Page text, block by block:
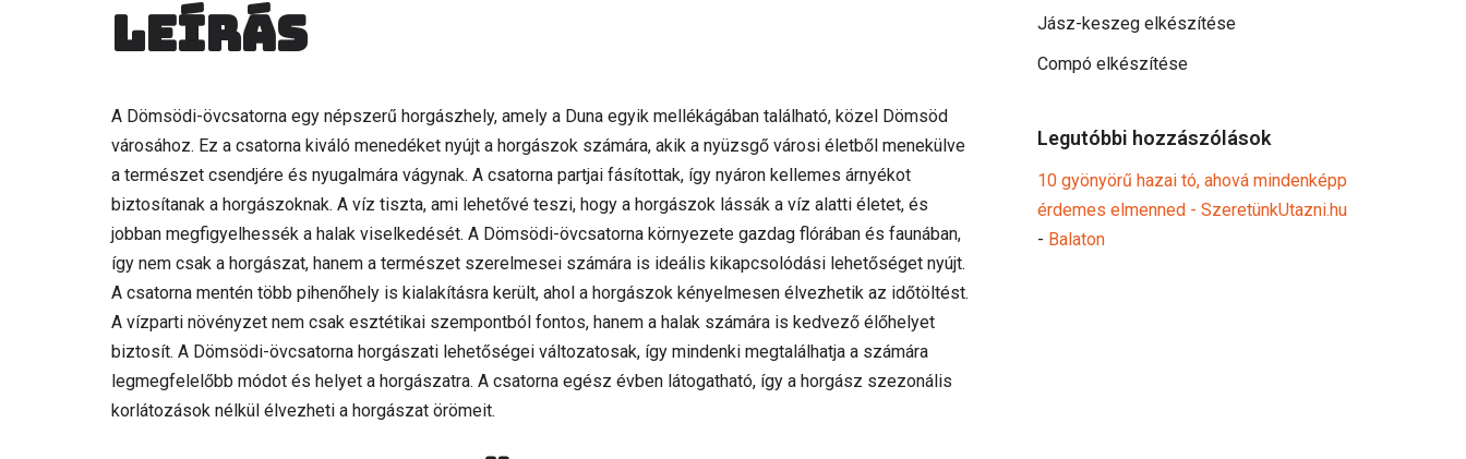
Leírás
A Dömsödi-övcsatorna egy népszerű horgászhely, amely a Duna egyik mellékágában található, közel Dömsöd
városához. Ez a csatorna kiváló menedéket nyújt a horgászok számára, akik a nyüzsgő városi életből menekülve
a természet csendjére és nyugalmára vágynak. A csatorna partjai fásítottak, így nyáron kellemes árnyékot
biztosítanak a horgászoknak. A víz tiszta, ami lehetővé teszi, hogy a horgászok lássák a víz alatti életet, és
jobban megfigyelhessék a halak viselkedését. A Dömsödi-övcsatorna környezete gazdag flórában és faunában,
így nem csak a horgászat, hanem a természet szerelmesei számára is ideális kikapcsolódási lehetőséget nyújt.
A csatorna mentén több pihenőhely is kialakításra került, ahol a horgászok kényelmesen élvezhetik az időtöltést.
A vízparti növényzet nem csak esztétikai szempontból fontos, hanem a halak számára is kedvező élőhelyet
biztosít. A Dömsödi-övcsatorna horgászati lehetőségei változatosak, így mindenki megtalálhatja a számára
legmegfelelőbb módot és helyet a horgászatra. A csatorna egész évben látogatható, így a horgász szezonális
korlátozások nélkül élvezheti a horgászat örömeit.
Jász-keszeg elkészítése
Compó elkészítése
Legutóbbi hozzászólások
10 gyönyörű hazai tó, ahová mindenképp
érdemes elmenned - SzeretünkUtazni.hu
- Balaton